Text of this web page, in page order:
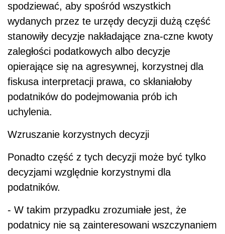
spodziewać, aby spośród wszystkich
wydanych przez te urzędy decyzji dużą część
stanowiły decyzje nakładające zna-czne kwoty
zaległości podatkowych albo decyzje
opierające się na agresywnej, korzystnej dla
fiskusa interpretacji prawa, co skłaniałoby
podatników do podejmowania prób ich
uchylenia.
Wzruszanie korzystnych decyzji
Ponadto część z tych decyzji może być tylko
decyzjami względnie korzystnymi dla
podatników.
- W takim przypadku zrozumiałe jest, że
podatnicy nie są zainteresowani wszczynaniem